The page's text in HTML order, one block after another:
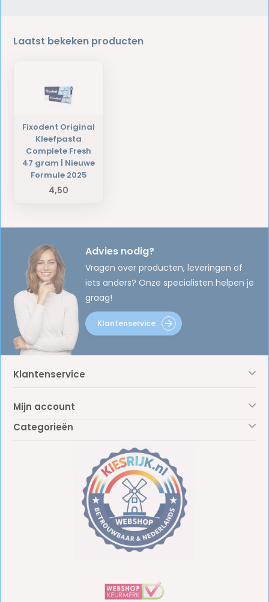
Laatst bekeken producten
Fixodent Original
Kleefpasta
Complete Fresh
47 gram | Nieuwe
Formule 2025
4,50
Advies nodig?
Vragen over producten, leveringen of
iets anders? Onze specialisten helpen je
graag!
Klantenservice
Klantenservice
Mijn account
Categorieën